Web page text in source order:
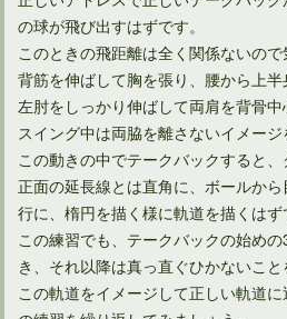
の球が飛び出すはずです。
このときの飛距離は全く関係ないので
背筋を伸ばして胸を張り、腰から上
左肘をしっかり伸ばして両肩を背骨中
スイング中は両脇を離さないイメージ
この動きの中でテークバックすると
正面の延長線とは直角に、ボールか
行に、楕円を描く様に軌道を描くはず
この練習でも、テークバックの始め
き、それ以降は真っ直ぐひかないこと
この軌道をイメージして正しい軌道